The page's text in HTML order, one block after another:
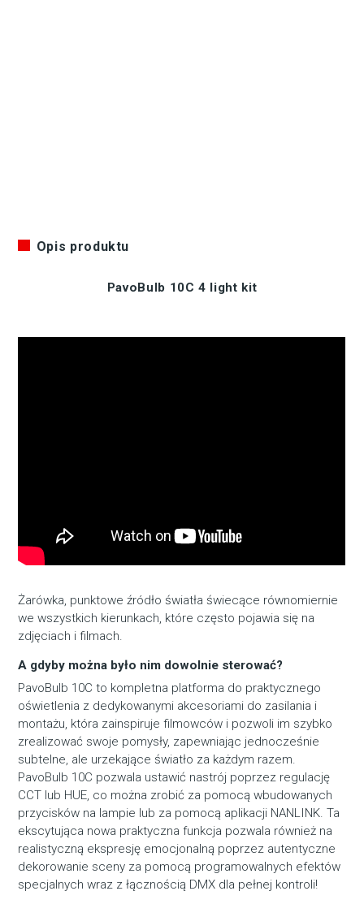
Opis produktu
PavoBulb 10C 4 light kit
Żarówka, punktowe źródło światła świecące równomiernie
we wszystkich kierunkach, które często pojawia się na
zdjęciach i filmach.
A gdyby można było nim dowolnie sterować?
PavoBulb 10C to kompletna platforma do praktycznego
oświetlenia z dedykowanymi akcesoriami do zasilania i
montażu, która zainspiruje filmowców i pozwoli im szybko
zrealizować swoje pomysły, zapewniając jednocześnie
subtelne, ale urzekające światło za każdym razem.
PavoBulb 10C pozwala ustawić nastrój poprzez regulację
CCT lub HUE, co można zrobić za pomocą wbudowanych
przycisków na lampie lub za pomocą aplikacji NANLINK. Ta
ekscytująca nowa praktyczna funkcja pozwala również na
realistyczną ekspresję emocjonalną poprzez autentyczne
dekorowanie sceny za pomocą programowalnych efektów
specjalnych wraz z łącznością DMX dla pełnej kontroli!